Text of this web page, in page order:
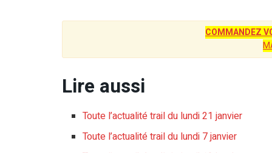
COMMANDEZ
Lire aussi
Toute l’actualité trail du lundi 21 janvier
Toute l’actualité trail du lundi 7 janvier